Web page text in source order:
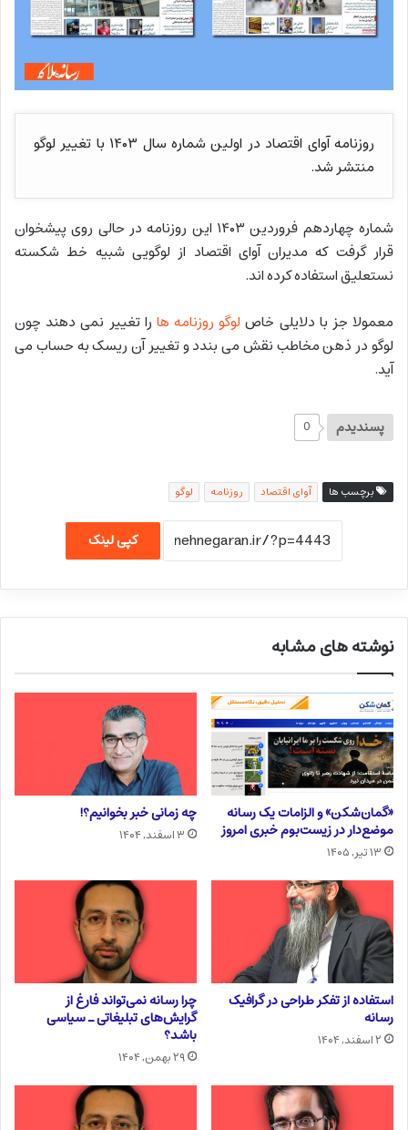
روزنامه آوای اقتصاد در اولین شماره سال ۱۴۰۳ با تغییر لوگو
منتشر شد.
شماره چهاردهم فروردین ۱۴۰۳ این روزنامه در حالی روی پیشخوان
قرار گرفت که مدیران آوای اقتصاد از لوگویی شبیه خط شکسته
نستعلیق استفاده کرده اند.
معمولا جز با دلایلی خاص لوگو روزنامه ها را تغییر نمی دهند چون
لوگو در ذهن مخاطب نقش می بندد و تغییر آن ریسک به حساب می
آید.
پسندیدم 0
برچسب ها آوای اقتصاد روزنامه لوگو
کپی لینک
نوشته های مشابه
«گمان‌شکن» و الزامات یک رسانه
موضع‌دار در زیست‌بوم خبری امروز
۱۳ تیر, ۱۴۰۵
چه زمانی خبر بخوانیم؟!
۳ اسفند, ۱۴۰۴
استفاده از تفکر طراحی در گرافیک
رسانه
۲ اسفند, ۱۴۰۴
چرا رسانه نمی‌تواند فارغ از
گرایش‌های تبلیغاتی ـ سیاسی
باشد؟
۲۹ بهمن, ۱۴۰۴